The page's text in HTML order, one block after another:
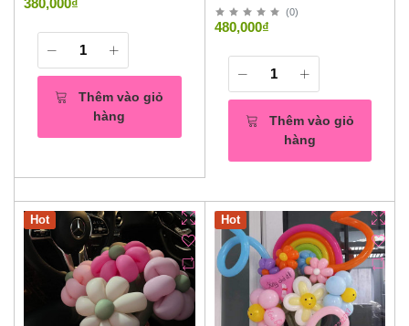
380,000₫
Thêm vào giỏ
hàng
(0)
480,000₫
Thêm vào giỏ
hàng
Hot Hot